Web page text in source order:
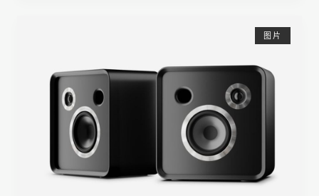
图片